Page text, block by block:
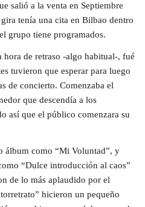
salió a la venta en Septiembre
tenía una cita en Bilbao dentro
grupo tiene programados.
de retraso -algo habitual-, fué
tuvieron que esperar para luego
de concierto. Comenzaba el
que descendía a los
así que el público comenzara su
álbum como “Mi Voluntad”, y
“Dulce introducción al caos”
de lo más aplaudido por el
hicieron un pequeño